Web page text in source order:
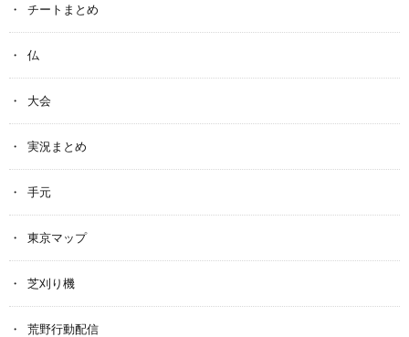
チートまとめ
仏
大会
実況まとめ
手元
東京マップ
芝刈り機
荒野行動配信